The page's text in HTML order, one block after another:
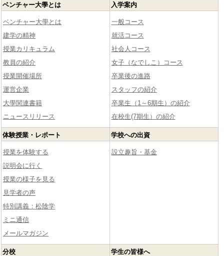
ベンチャー大學とは
ベンチャー大學とは
建学の精神
授業カリキュラム
教員の紹介
授業開催場所
運営企業
大學関連書籍
ニュースリリース
入学案内
一般コース
就活コース
社会人コース
女子（なでしこ）コース
卒業後の進路
スタッフの紹介
卒業生（1～6期生）の紹介
在校生(7期生）の紹介
体験授業・レポート
授業を体験する
説明会に行く
授業の様子を見る
見学者の声
特別講義：松陰学
ミニ通信
メールマガジン
学校への出資
設立趣旨・基金
分校 学生の皆様へ